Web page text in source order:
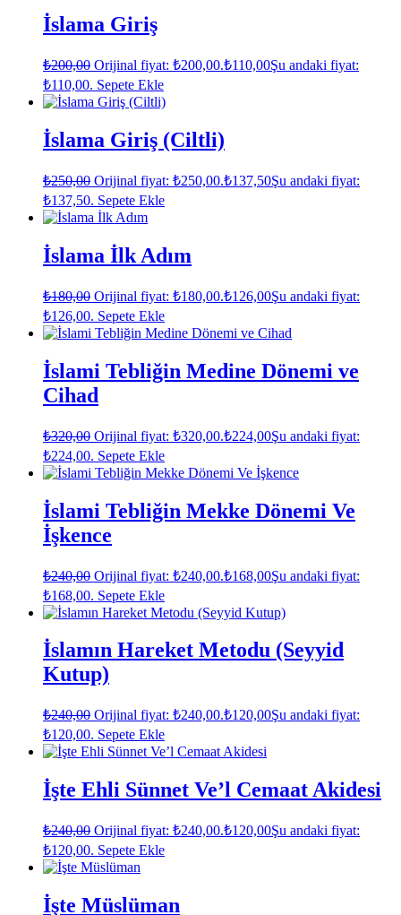
İslama Giriş
₺200,00 Orijinal fiyat: ₺200,00.₺110,00Şu andaki fiyat:
₺110,00. Sepete Ekle
İslama Giriş (Ciltli)
₺250,00 Orijinal fiyat: ₺250,00.₺137,50Şu andaki fiyat:
₺137,50. Sepete Ekle
İslama İlk Adım
₺180,00 Orijinal fiyat: ₺180,00.₺126,00Şu andaki fiyat:
₺126,00. Sepete Ekle
İslami Tebliğin Medine Dönemi ve
Cihad
₺320,00 Orijinal fiyat: ₺320,00.₺224,00Şu andaki fiyat:
₺224,00. Sepete Ekle
İslami Tebliğin Mekke Dönemi Ve
İşkence
₺240,00 Orijinal fiyat: ₺240,00.₺168,00Şu andaki fiyat:
₺168,00. Sepete Ekle
İslamın Hareket Metodu (Seyyid
Kutup)
₺240,00 Orijinal fiyat: ₺240,00.₺120,00Şu andaki fiyat:
₺120,00. Sepete Ekle
İşte Ehli Sünnet Ve’l Cemaat Akidesi
₺240,00 Orijinal fiyat: ₺240,00.₺120,00Şu andaki fiyat:
₺120,00. Sepete Ekle
İşte Müslüman